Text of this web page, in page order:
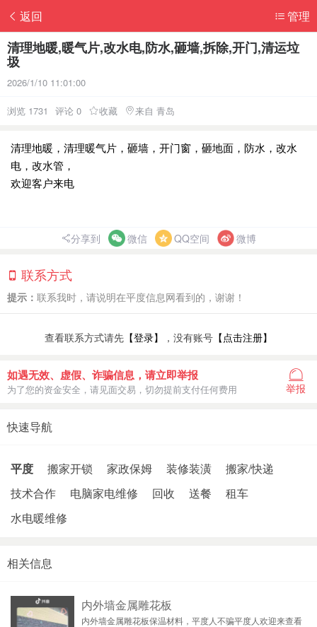
返回 管理
清理地暖,暖气片,改水电,防水,砸墙,拆除,开门,清运垃
圾
2026/1/10 11:01:00
浏览 1731 评论 0 收藏 来自 青岛
清理地暖，清理暖气片，砸墙，开门窗，砸地面，防水，改水
电，改水管，
欢迎客户来电
分享到 微信 QQ空间 微博
联系方式
提示： 联系我时，请说明在平度信息网看到的，谢谢！
查看联系方式请先 【登录】 ，没有账号 【点击注册】
如遇无效、虚假、诈骗信息，请立即举报
为了您的资金安全，请见面交易，切勿提前支付任何费用 举报
快速导航
平度 搬家开锁 家政保姆 装修装潢
搬家/快递
技术合作
电脑家电维修 回收 送餐
租车
水电暖维修
相关信息
内外墙金属雕花板
内外墙金属雕花板保温材料，平度人不骗平度人欢迎来查看